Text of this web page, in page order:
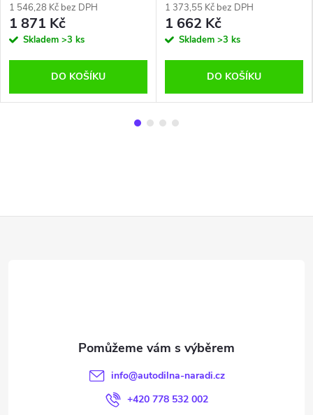
1 546,28 Kč bez DPH
1 871 Kč
Skladem >3 ks
DO KOŠÍKU
1 373,55 Kč bez DPH
1 662 Kč
Skladem >3 ks
DO KOŠÍKU
info@autodilna-naradi.cz
+420 778 532 002